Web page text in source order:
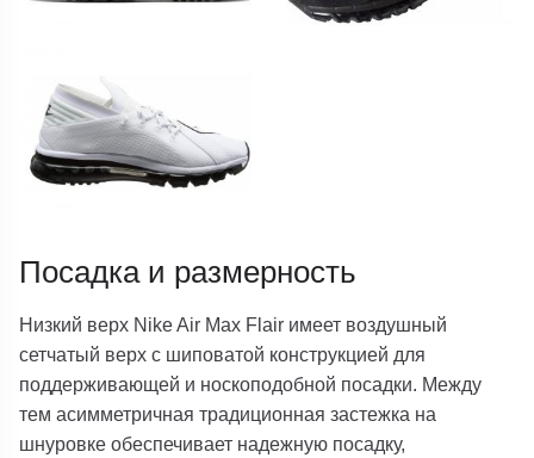
Посадка и размерность
Низкий верх Nike Air Max Flair имеет воздушный
сетчатый верх с шиповатой конструкцией для
поддерживающей и носкоподобной посадки. Между
тем асимметричная традиционная застежка на
шнуровке обеспечивает надежную посадку,